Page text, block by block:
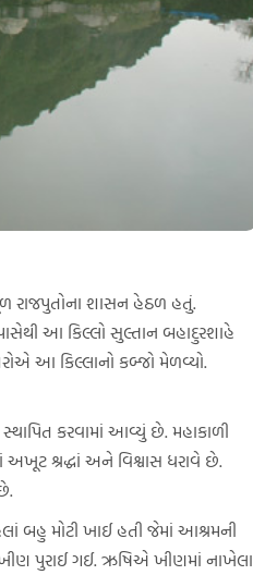
રાજપુતોના શાસન હેઠળ હતું.
આ કિલ્લો સુલ્તાન બહાદુરશાહે
આ કિલ્લાનો કબ્જો મેળવ્યો.
સ્થાપિત કરવામાં આવ્યું છે. મહાકાળી
અખૂટ શ્રદ્ધાં અને વિશ્વાસ ધરાવે છે.
બહુ મોટી ખાઈ હતી જેમાં આશ્રમની
ખીણ પુરાઈ ગઈ. ઋષિએ ખીણમાં નાખેલા